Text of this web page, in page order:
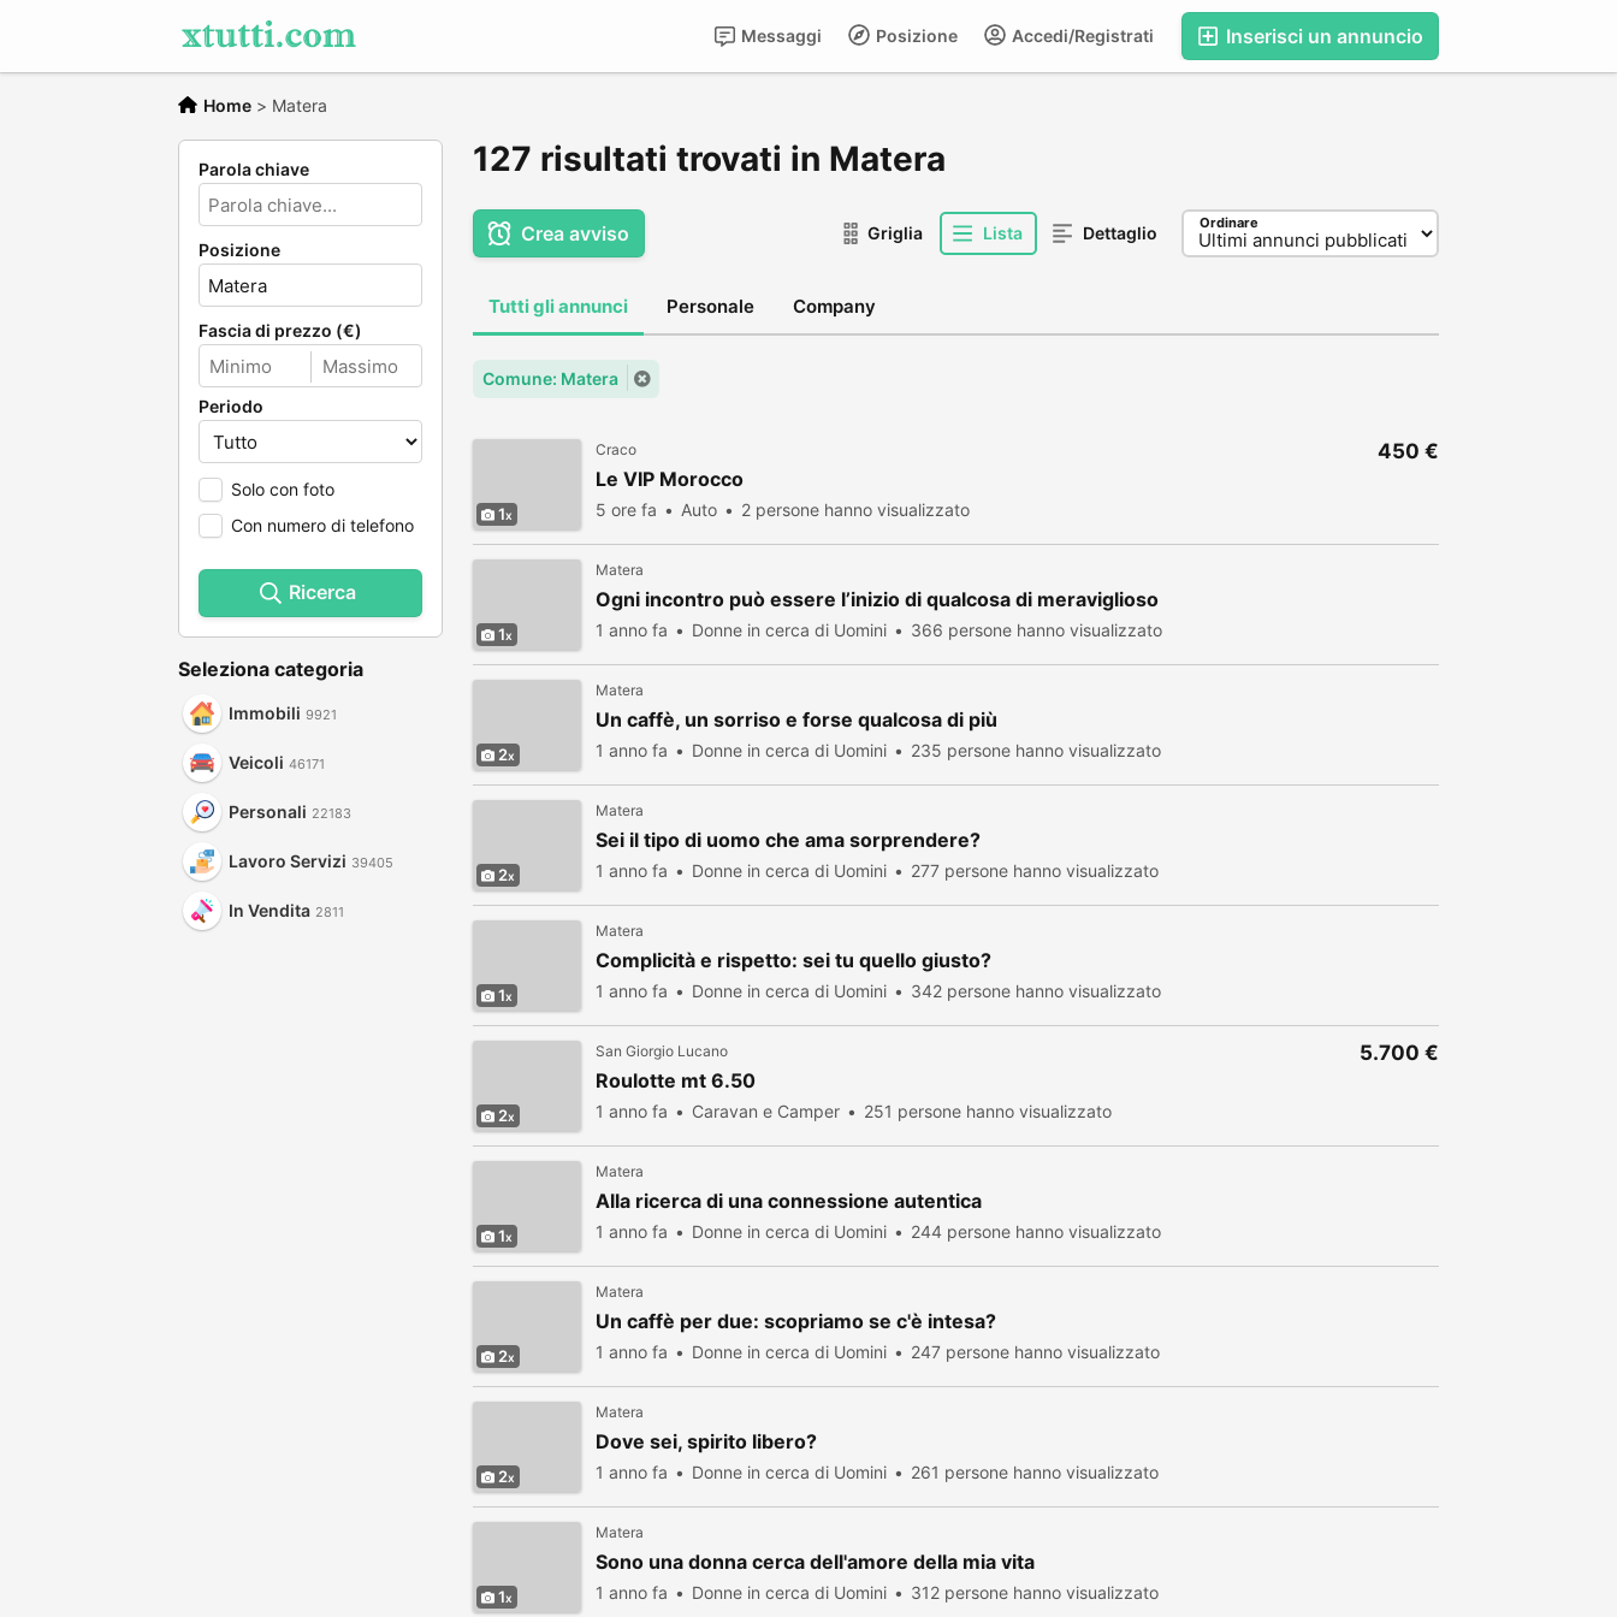
Inserisci un annuncio
Accedi/Registrati
Posizione
Messaggi
Home > Matera
Parola chiave
Posizione
Fascia di prezzo (€)
Periodo
Solo con foto
Con numero di telefono
Ricerca
Seleziona categoria
Immobili 9921
Veicoli 46171
Personali 22183
Lavoro Servizi 39405
In Vendita 2811
127 risultati trovati in Matera
Crea avviso Griglia Lista Dettaglio Ordinare
Tutti gli annunci Personale Company
Comune: Matera
1
Craco
Le VIP Morocco
5 ore fa Auto 2 persone hanno visualizzato
450 €
1
Matera
Ogni incontro può essere l’inizio di qualcosa di meraviglioso
1 anno fa Donne in cerca di Uomini 366 persone hanno visualizzato
2
Matera
Un caffè, un sorriso e forse qualcosa di più
1 anno fa Donne in cerca di Uomini 235 persone hanno visualizzato
2
Matera
Sei il tipo di uomo che ama sorprendere?
1 anno fa Donne in cerca di Uomini 277 persone hanno visualizzato
1
Matera
Complicità e rispetto: sei tu quello giusto?
1 anno fa Donne in cerca di Uomini 342 persone hanno visualizzato
2
San Giorgio Lucano
Roulotte mt 6.50
1 anno fa Caravan e Camper 251 persone hanno visualizzato
5.700 €
1
Matera
Alla ricerca di una connessione autentica
1 anno fa Donne in cerca di Uomini 244 persone hanno visualizzato
2
Matera
Un caffè per due: scopriamo se c'è intesa?
1 anno fa Donne in cerca di Uomini 247 persone hanno visualizzato
2
Matera
Dove sei, spirito libero?
1 anno fa Donne in cerca di Uomini 261 persone hanno visualizzato
1
Matera
Sono una donna cerca dell'amore della mia vita
1 anno fa Donne in cerca di Uomini 312 persone hanno visualizzato